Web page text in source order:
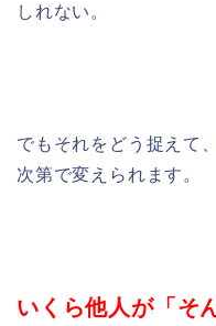
しれない。
でもそれをどう捉えて
次第で変えられます。
いくら他人が「そ